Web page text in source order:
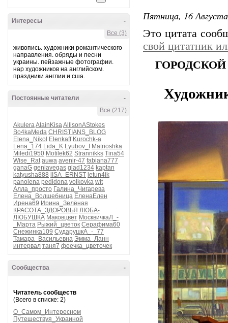
-
Интересы
Все (3)
живопись. художники романтического
направления. обряды и песни
украины. пейзажные фотографии.
нар художников на английском.
праздники англии и сша.
-
Постоянные читатели
Все (217)
AkuleraAlainKisaAllisonAStokes
Bo4kaMeda CHRISTIANS_BLOG
Elena_Nikol
Elenkaff Kurochk-a
Lena_174 Lida_K Lyubov_I
Matrioshka
Miledi1950 Motilek62 Strannikks Tina54
Wise_Rat auwa avenir-47 fabiana777
ganaG geniavegas glad1234 kaptan
katyusha888
lISA_ERNST letun4ik
panolena pedidona volkovka wit
Алла_просто Галина_Чигарева
Елена_Волшебница ЕленаЕлен
Ирена69 Ирина_Зелёная
КРАСОТА_ЗДОРОВЬЯ ЛЮБА-
ЛЮБУШКА Маковцвет МосквичкаЛ_-
_Марта Рыжий_цветок Серафима60
Снежинка109 СударушкА_-_77
Тамара_Васильевна Эмма_Ланн
интервал таня7 феечка_цветочек
-
Сообщества
Читатель сообществ
(Всего в списке: 2)
О_Самом_Интересном
Путешествуя_Украиной
Пятница, 16
Это цитата
свой цитатник